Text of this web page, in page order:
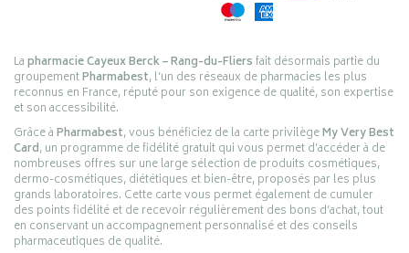
Lapharmacie Cayeux Berck – Rang-du-Fliersfait désormais partie du
groupementPharmabest, l’un des réseaux de pharmacies les plus
reconnus en France, réputé pour son exigence de qualité, son expertise
et son accessibilité.
Grâce àPharmabest, vous bénéficiez de la carte privilègeMy Very Best
Card, un programme de fidélité gratuit qui vous permet d’accéder à de
nombreuses offres sur une large sélection de produits cosmétiques,
dermo-cosmétiques, diététiques et bien-être, proposés par les plus
grands laboratoires. Cette carte vous permet également de cumuler
des points fidélité et de recevoir régulièrement des bons d’achat, tout
en conservant un accompagnement personnalisé et des conseils
pharmaceutiques de qualité.